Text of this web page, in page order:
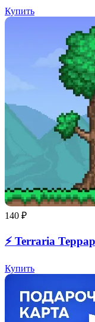
Купить
140 ₽
⚡️ Terraria
Купить